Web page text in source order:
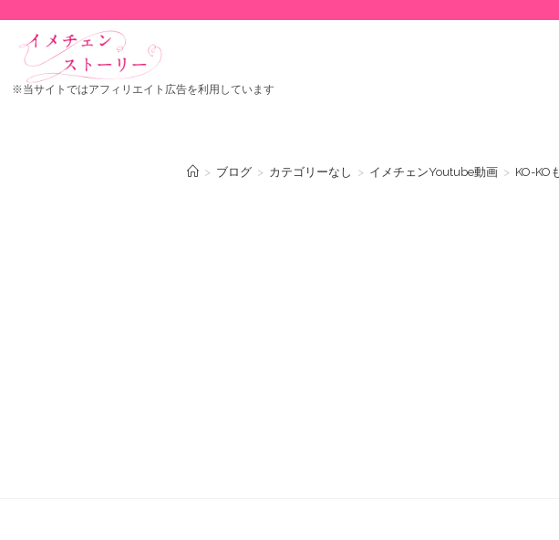
※当サイトではアフィリエイト広告を利用しています
> ブログ > カテゴリーなし > イメチェンYoutube動画 > KO-KO